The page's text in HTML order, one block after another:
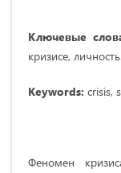
Ключевые
кризисе, личность.
Keywords: crisis,
Феномен